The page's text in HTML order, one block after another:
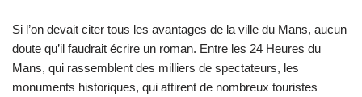
Si l’on devait citer tous les avantages de la ville du Mans, aucun
doute qu’il faudrait écrire un roman. Entre les 24 Heures du
Mans, qui rassemblent des milliers de spectateurs, les
monuments historiques, qui attirent de nombreux touristes